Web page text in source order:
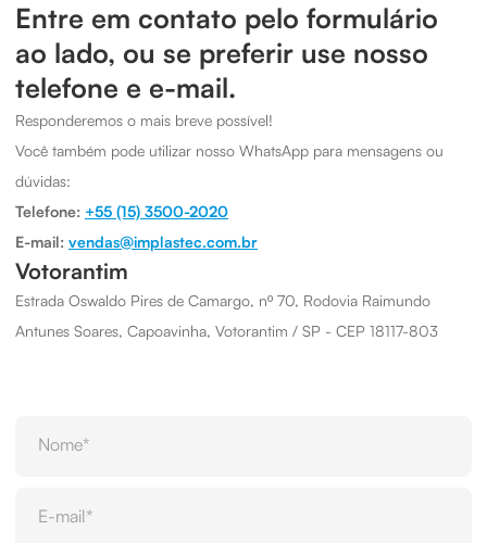
Entre em contato pelo formulário
ao lado, ou se preferir use nosso
telefone e e-mail.
Responderemos o mais breve possível!
Você também pode utilizar nosso WhatsApp para mensagens ou
dúvidas:
Telefone: +55 (15) 3500-2020
E-mail: vendas@implastec.com.br
Votorantim
Estrada Oswaldo Pires de Camargo, nº 70, Rodovia Raimundo
Antunes Soares, Capoavinha, Votorantim / SP - CEP 18117-803